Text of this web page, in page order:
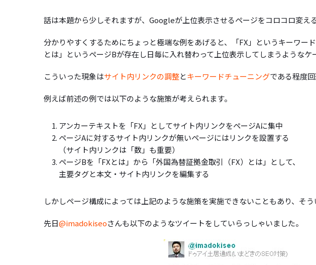
話は本題から少しそれますが、Googleが上位表示させるページをコロコロ変え
分かりやすくするためにちょっと極端な例をあげると、「FX」というキーワー
とは」というページBが存在し日毎に入れ替わって上位表示してしまうようなケ
こういった現象はサイト内リンクの調整とキーワードチューニングである程度
例えば前述の例では以下のような施策が考えられます。
アンカーテキストを「FX」としてサイト内リンクをページAに集中
ページAに対するサイト内リンクが無いページにはリンクを設置する
（サイト内リンクは「数」も重要）
ページBを「FXとは」から「外国為替証拠金取引（FX）とは」として、
主要タグと本文・サイト内リンクを編集する
しかしページ構成によっては上記のような施策を実施できないこともあり、そう
先日@imadokiseoさんも以下のようなツイートをしていらっしゃいました。